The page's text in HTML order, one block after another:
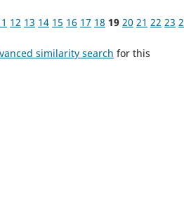
12 13 14 15 16 17 18 19 20 21 22 23
similarity search for this